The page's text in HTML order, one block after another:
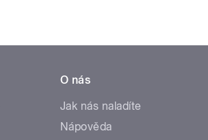
O nás
Jak nás naladíte
Nápověda